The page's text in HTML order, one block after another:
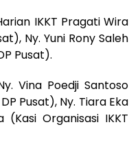
IKKT Pragati Wira
Ny. Yuni Rony Saleh
Pusat).
Vina Poedji Santoso
Pusat), Ny. Tiara Eka
Organisasi IKKT